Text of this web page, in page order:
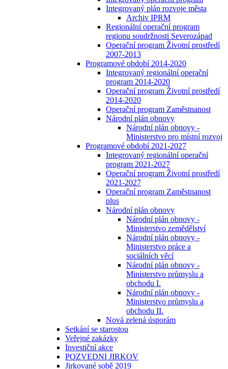
Integrovaný plán rozvoje města
Archiv IPRM
Regionální operační program
regionu soudržnosti Severozápad
Operační program Životní prostředí
2007-2013
Programové období 2014-2020
Integrovaný regionální operační
program 2014-2020
Operační program Životní prostředí
2014-2020
Operační program Zaměstnanost
Národní plán obnovy
Národní plán obnovy -
Ministerstvo pro místní rozvoj
Programové období 2021-2027
Integrovaný regionální operační
program 2021-2027
Operační program Životní prostředí
2021-2027
Operační program Zaměstnanost
plus
Národní plán obnovy
Národní plán obnovy -
Ministerstvo zemědělství
Národní plán obnovy -
Ministerstvo práce a
sociálních věcí
Národní plán obnovy -
Ministerstvo průmyslu a
obchodu I.
Národní plán obnovy -
Ministerstvo průmyslu a
obchodu II.
Nová zelená úsporám
Setkání se starostou
Veřejné zakázky
Investiční akce
POZVEDNI JIRKOV
Jirkované sobě 2019